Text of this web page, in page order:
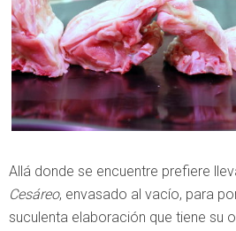
Allá donde se encuentre prefiere
Cesáreo, envasado al vacío, para
suculenta elaboración que tiene su